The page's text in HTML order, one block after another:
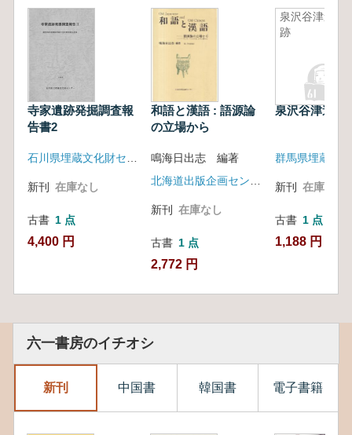
寺家遺跡発掘調査報
告書2
新刊 在庫なし
古書 1 点
4,400 円
和語と漢語 : 語源論
の立場から
鳴海日出志 編著
新刊 在庫なし
古書 1 点
2,772 円
泉沢谷津遺
跡
泉沢谷津遺跡
新刊 在庫なし
古書 1 点
1,188 円
六一書房のイチオシ
新刊 中国書 韓国書 電子書籍